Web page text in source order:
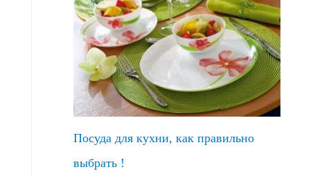
Посуда для кухни, как правильно
выбрать !